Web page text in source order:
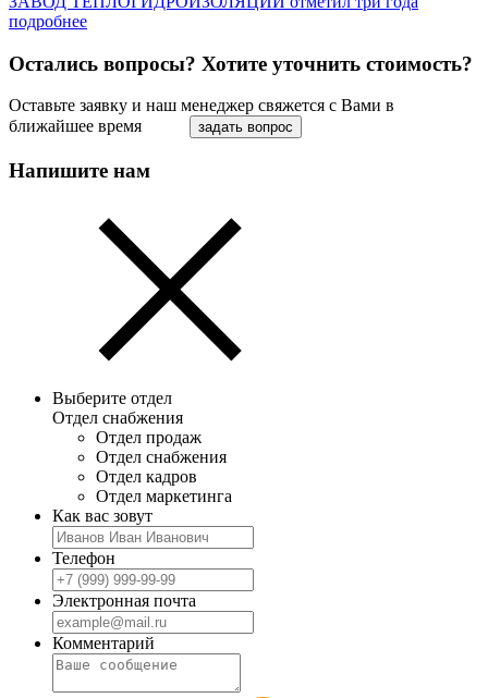
подробнее
Остались вопросы? Хотите уточнить стоимость?
Оставьте заявку и наш менеджер свяжется с Вами в
ближайшее время
задать вопрос
Напишите нам
Выберите отдел
Отдел снабжения
Отдел продаж
Отдел снабжения
Отдел кадров
Отдел маркетинга
Как вас зовут
Телефон
Электронная почта
Комментарий